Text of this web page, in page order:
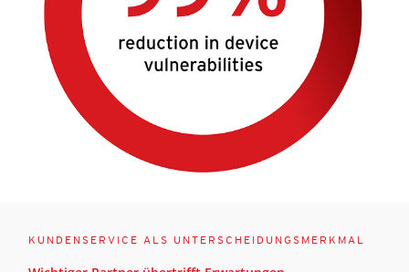
KUNDENSERVICE ALS UNTERSCHEIDUNGSMERKMAL